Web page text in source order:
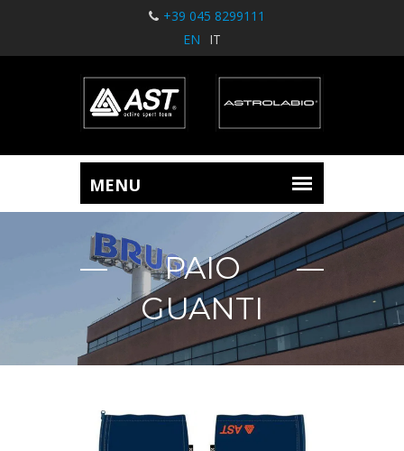
+39 045 8299111
EN
IT
PAIO
GUANTI